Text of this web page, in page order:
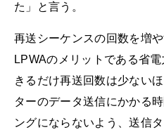
た」と言う。
再送シーケンスの回数を増
LPWAのメリットである省
きるだけ再送回数は少ない
ターのデータ送信にかかる
ングにならないよう、送信